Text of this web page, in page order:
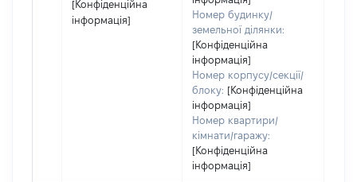
[Конфіденційна
інформація]
Номер будинку/
земельної ділянки:
[Конфіденційна
інформація]
Номер корпусу/секції/
блоку: [Конфіденційна
інформація]
Номер квартири/
кімнати/гаражу:
[Конфіденційна
інформація]